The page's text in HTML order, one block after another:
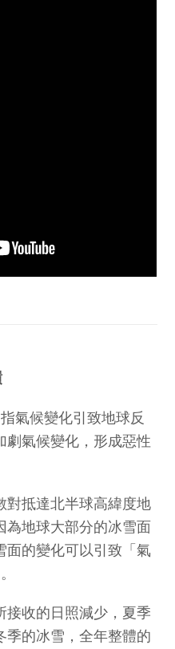
氣候變化引致地球反
劇氣候變化，形成惡性
對抵達北半球高緯度地
為地球大部分的冰雪面
面的變化可以引致「氣
接收的日照減少，夏季
季的冰雪，全年整體的